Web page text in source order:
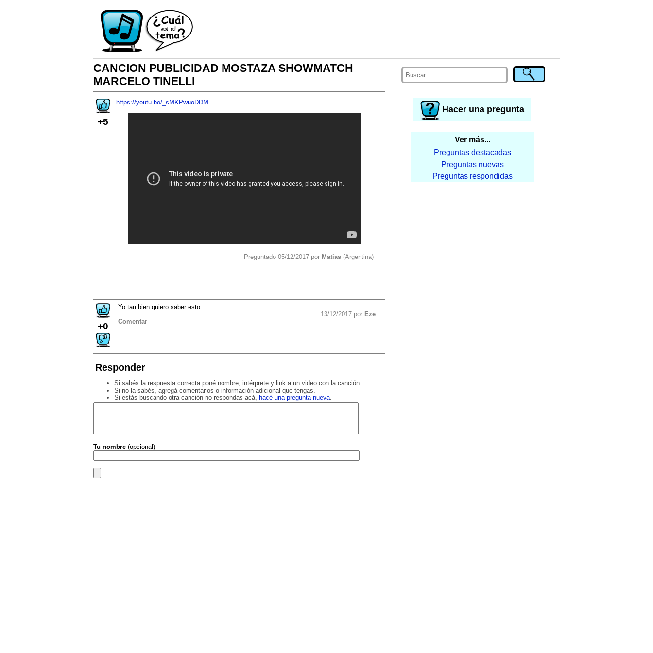
Hacer una pregunta
Ver más...
Preguntas destacadas
Preguntas nuevas
Preguntas respondidas
CANCION PUBLICIDAD MOSTAZA SHOWMATCH
MARCELO TINELLI
+5
https://youtu.be/_sMKPwuoDDM
Preguntado 05/12/2017 por Matias(Argentina)
+0
Yo tambien quiero saber esto
13/12/2017 por Eze
Comentar
Responder
Si sabés la respuesta correcta poné nombre, intérprete y link a un video con la canción.
Si no la sabés, agregá comentarios o información adicional que tengas.
Si estás buscando otra canción no respondas acá,
hacé una pregunta nueva.
Tu nombre (opcional)